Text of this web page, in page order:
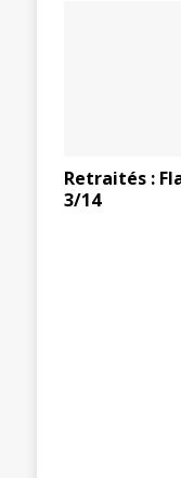
Retraités :
3/14